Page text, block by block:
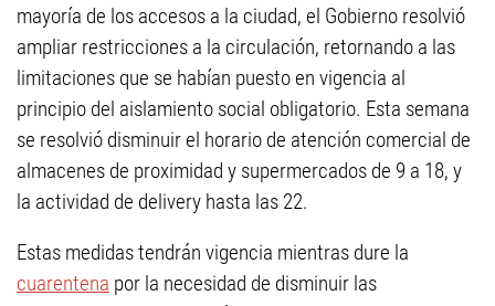
mayoría de los accesos a la ciudad, el Gobierno resolvió
ampliar restricciones a la circulación, retornando a las
limitaciones que se habían puesto en vigencia al
principio del aislamiento social obligatorio. Esta semana
se resolvió disminuir el horario de atención comercial de
almacenes de proximidad y supermercados de 9 a 18, y
la actividad de delivery hasta las 22.
Estas medidas tendrán vigencia mientras dure la
cuarentena por la necesidad de disminuir las